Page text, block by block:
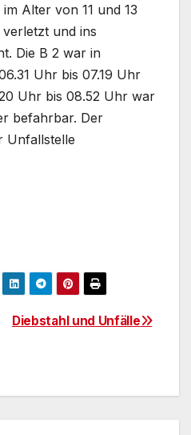
Alter von 11 und 13
und ins
Die B 2 war in
Uhr bis 07.19 Uhr
Uhr bis 08.52 Uhr war
befahrbar. Der
Unfallstelle
Diebstahl und Unfälle